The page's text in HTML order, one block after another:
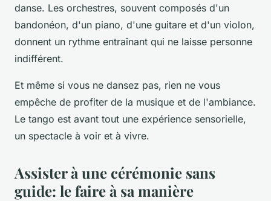
danse. Les orchestres, souvent composés d'un
bandonéon, d'un piano, d'une guitare et d'un violon,
donnent un rythme entraînant qui ne laisse personne
indifférent.
Et même si vous ne dansez pas, rien ne vous
empêche de profiter de la musique et de l'ambiance.
Le tango est avant tout une expérience sensorielle,
un spectacle à voir et à vivre.
Assister à une cérémonie sans
guide: le faire à sa manière